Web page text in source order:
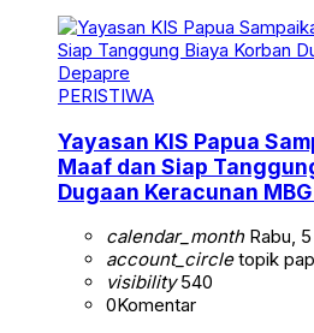
PERISTIWA
Yayasan KIS Papua
Maaf dan Siap
Dugaan Keracunan
calendar_monthRabu,
account_circletopik
visibility540
0Komentar